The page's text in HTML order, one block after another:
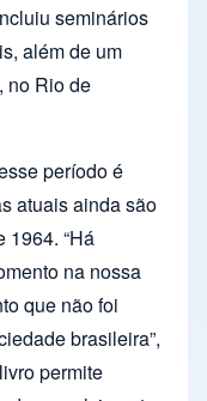
seminários
além de um
no Rio de
período é
atuais ainda são
1964. “Há
na nossa
que não foi
brasileira”,
permite